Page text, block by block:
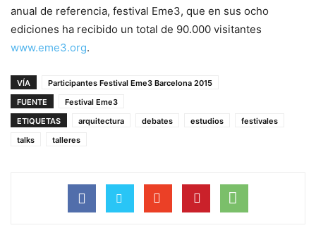
anual de referencia, festival Eme3, que en sus ocho
ediciones ha recibido un total de 90.000 visitantes
www.eme3.org.
VÍA
Participantes Festival Eme3 Barcelona 2015
FUENTE
Festival Eme3
ETIQUETAS
arquitectura debates estudios
festivales
talks
talleres